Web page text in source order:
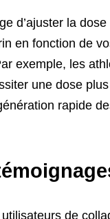
d’ajuster la dose
en fonction de
exemple, les
une dose
rapide
de